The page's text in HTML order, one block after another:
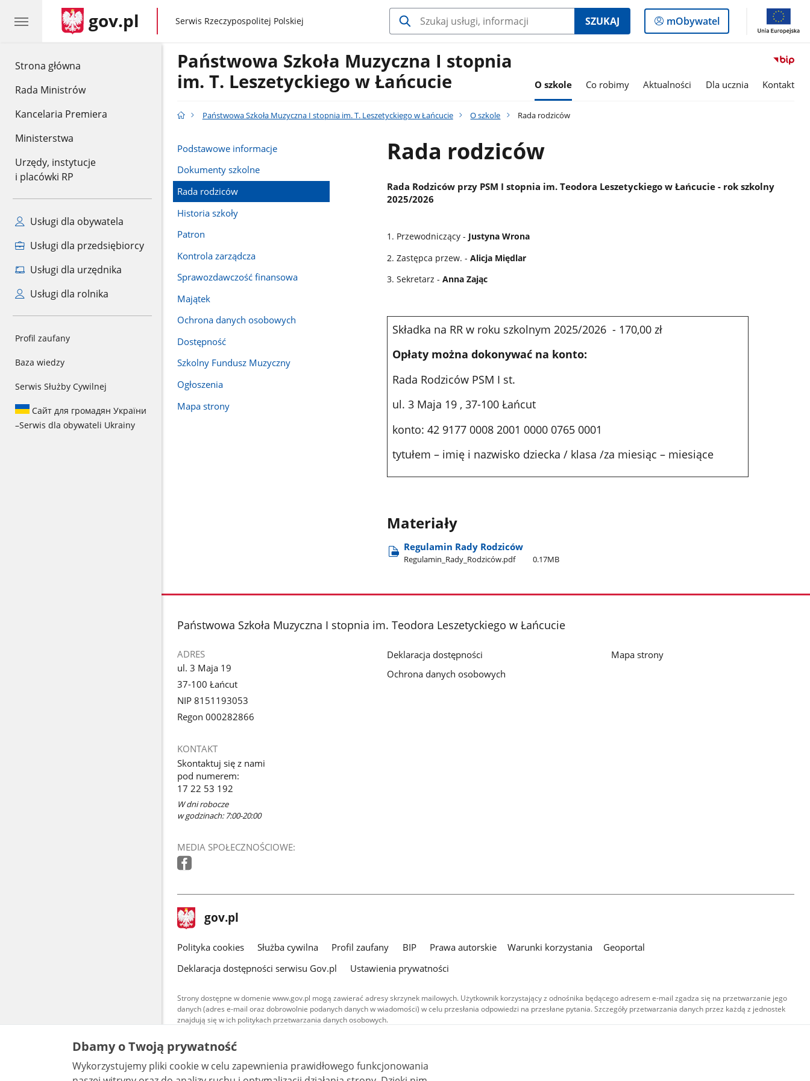
Strona główna
Rada Ministrów
Kancelaria Premiera
Ministerstwa
Urzędy, instytucje
i placówki RP
Usługi dla obywatela
Usługi dla przedsiębiorcy
Usługi dla urzędnika
Usługi dla rolnika
Profil zaufany
Baza wiedzy
Serwis Służby Cywilnej
Сайт для громадян України
–Serwis dla obywateli Ukrainy
gov.pl gov.pl
Serwis Rzeczypospolitej Polskiej SZUKAJ
Logowanie
do
mObywatel
Państwowa Szkoła Muzyczna I stopnia
im. T. Leszetyckiego w Łańcucie
O szkole Co robimy Aktualności Dla ucznia Kontakt
Państwowa Szkoła Muzyczna I stopnia im. T. Leszetyckiego w Łańcucie O szkole Rada rodziców
Podstawowe informacje
Dokumenty szkolne
Rada rodziców
Historia szkoły
Patron
Kontrola zarządcza
Sprawozdawczość finansowa
Majątek
Ochrona danych osobowych
Dostępność
Szkolny Fundusz Muzyczny
Ogłoszenia
Mapa strony
Rada rodziców
Rada Rodziców przy PSM I stopnia im. Teodora Leszetyckiego w Łańcucie - rok szkolny
2025/2026
1. Przewodniczący - Justyna Wrona
2. Zastępca przew. -Alicja Międlar
3. Sekretarz -Anna Zając
Składka na RR w roku szkolnym 2025/2026 - 170,00 zł
Opłaty można dokonywać na konto:
Rada Rodziców PSM I st.
ul. 3 Maja 19 , 37-100 Łańcut
konto: 42 9177 0008 2001 0000 0765 0001
tytułem – imię i nazwisko dziecka / klasa /za miesiąc – miesiące
Materiały
Regulamin Rady Rodziców
Regulamin​_Rady​_Rodziców.pdf 0.17MB
stopka
Państwowa Szkoła Muzyczna I stopnia im. Teodora Leszetyckiego w Łańcucie
ADRES
ul. 3 Maja 19
37-100 Łańcut
NIP 8151193053
Regon 000282866
KONTAKT
Skontaktuj się z nami
pod numerem:
17 22 53 192
W dni robocze
w godzinach: 7:00-20:00
MEDIA SPOŁECZNOŚCIOWE:
Deklaracja dostępności
Ochrona danych osobowych
Mapa strony
stopka
gov.pl Strona
gov.pl
gov.pl
Polityka cookies Służba cywilna Profil zaufany BIP Prawa autorskie Warunki korzystania
Geoportal
Deklaracja dostępności serwisu Gov.pl
Ustawienia prywatności
Strony dostępne w domenie www.gov.pl mogą zawierać adresy skrzynek mailowych. Użytkownik korzystający z odnośnika będącego adresem e-mail zgadza się na przetwarzanie jego
danych (adres e-mail oraz dobrowolnie podanych danych w wiadomości) w celu przesłania odpowiedzi na przesłane pytania. Szczegóły przetwarzania danych przez każdą z jednostek
znajdują się w ich politykach przetwarzania danych osobowych.
Treści tekstowe publikowane w serwisie (z wyłączeniem treści audiowizualnych), są
udostępniane na licencji typu Creative Commons: uznanie autorstwa - na tych samych
warunkach 4.0 (CC BY-SA 4.0). Materiały audiowizualne, w tym zdjęcia, materiały audio i wideo,
są udostępniane na licencji typu Creative Commons: uznanie autorstwa użycie niekomercyjne -
bez utworów zależnych 4.0 (CC BY-NC-ND 4.0), o ile nie jest to stwierdzone inaczej.
Dbamy o Twoją prywatność
Wykorzystujemy pliki cookie w celu zapewnienia prawidłowego funkcjonowania